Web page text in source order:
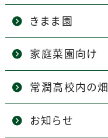
きまま園
家庭菜園向け
常潤高校内の畑
お知らせ